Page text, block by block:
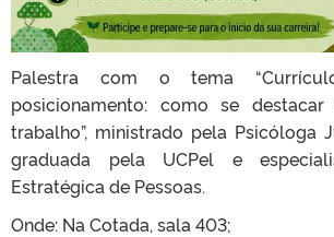
Palestra com o tema
posicionamento: como se
trabalho”, ministrado pela Psicóloga
graduada pela UCPel e
Estratégica de Pessoas.
Onde: Na Cotada, sala 403;